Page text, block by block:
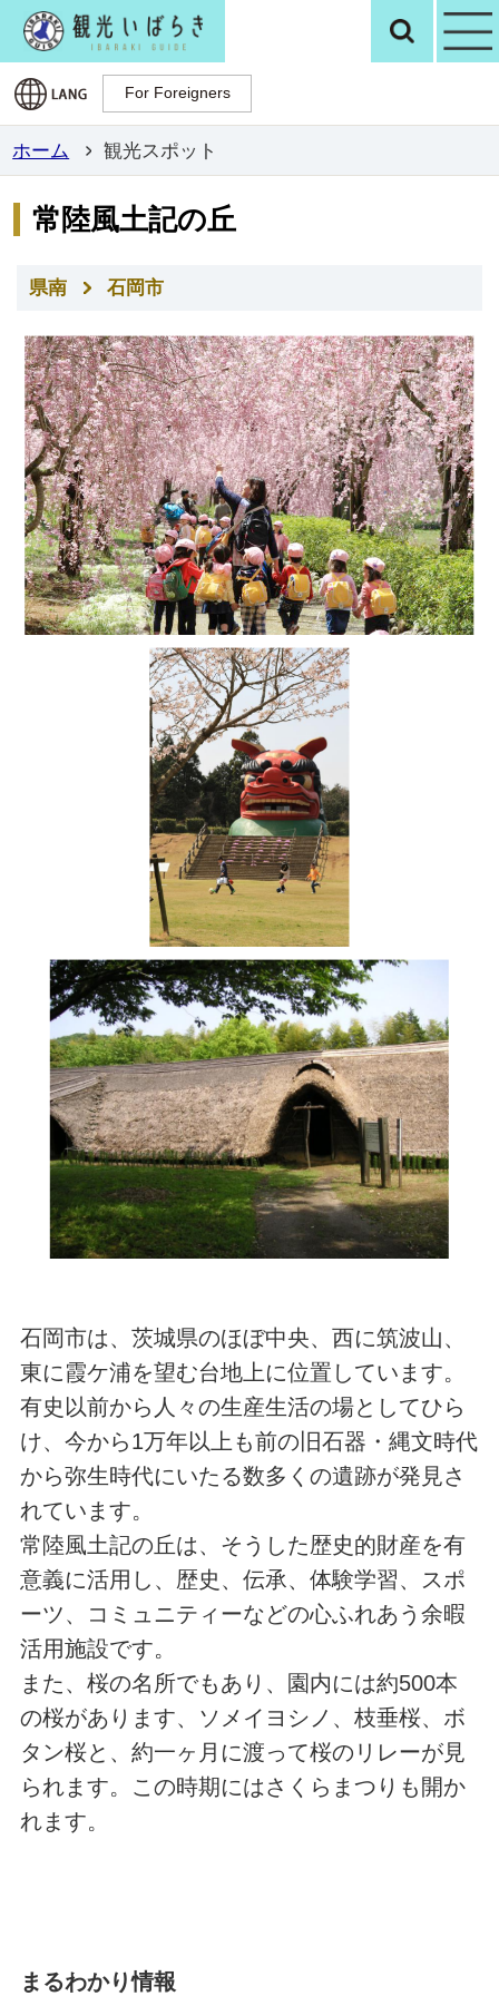
観光いばらき検
For Foreigners
For Foreigners
ホーム 観光スポット
常陸風土記の丘
県南 石岡市
石岡市は、茨城県のほぼ中央、西に筑波山、
東に霞ケ浦を望む台地上に位置しています。
有史以前から人々の生産生活の場としてひら
け、今から1万年以上も前の旧石器・縄文時代
から弥生時代にいたる数多くの遺跡が発見さ
れています。
常陸風土記の丘は、そうした歴史的財産を有
意義に活用し、歴史、伝承、体験学習、スポ
ーツ、コミュニティーなどの心ふれあう余暇
活用施設です。
また、桜の名所でもあり、園内には約500本
の桜があります、ソメイヨシノ、枝垂桜、ボ
タン桜と、約一ヶ月に渡って桜のリレーが見
られます。この時期にはさくらまつりも開か
れます。
まるわかり情報